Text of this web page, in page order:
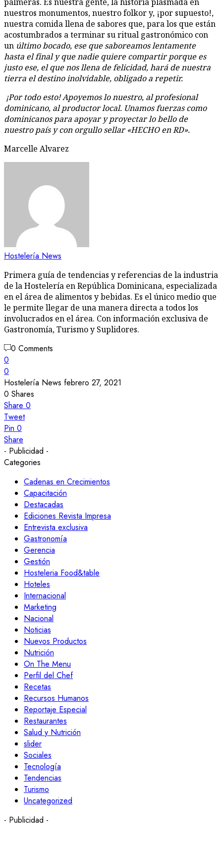
nuestros monumentos, nuestro folkor y, ¡por supuesto!,
nuestra comida llena de sabores que, para los que están
acostumbrados a terminar su ritual gastronómico con
un último bocado, ese que saboreamos lentamente
hasta el final y que nadie quiere compartir porque es
justo ese, el que nos llena de felicidad, hará de nuestra
tierra el destino inolvidable, obligado a repetir.
¡Por todo esto! Apoyemos lo nuestro, al profesional
dominicano, al productor local. Unamos fuerzas como
dominicanos para apoyar y proyectar lo bello de
nuestro país y con orgullo sellar «HECHO en RD».
Marcelle Alvarez
Hostelería News
Primera guía de tendencias y referencias de la industria
de la Hostelería en República Dominicana, especializada
en el área de alimentos y bebidas. Es el único medio que
le permite llegar de una manera directa a todos los
involucrados en el área. Con información exclusiva de
Gastronomía, Turismo y Suplidores.
0 Comments
0
0
Hostelería News febrero 27, 2021
0 Shares
Share 0
Tweet
Pin 0
Share
- Publicidad -
Categories
Cadenas en Crecimientos
Capacitación
Destacadas
Ediciones Revista Impresa
Entrevista exclusiva
Gastronomía
Gerencia
Gestión
Hosteleria Food&table
Hoteles
Internacional
Marketing
Nacional
Noticias
Nuevos Productos
Nutrición
On The Menu
Perfil del Chef
Recetas
Recursos Humanos
Reportaje Especial
Restaurantes
Salud y Nutrición
slider
Sociales
Tecnología
Tendencias
Turismo
Uncategorized
- Publicidad -